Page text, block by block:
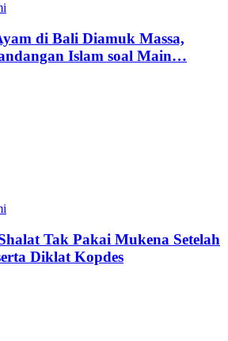
di Bali Diamuk Massa,
Islam soal Main…
Tak Pakai Mukena Setelah
Diklat Kopdes